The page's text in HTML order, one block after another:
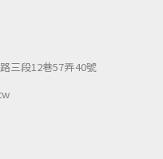
三段12巷57弄40號